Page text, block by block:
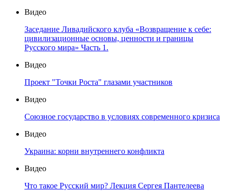
Видео
Заседание Ливадийского клуба «Возвращение к себе:
цивилизационные основы, ценности и границы
Русского мира» Часть 1.
Видео
Проект "Точки Роста" глазами участников
Видео
Союзное государство в условиях современного кризиса
Видео
Украина: корни внутреннего конфликта
Видео
Что такое Русский мир? Лекция Сергея Пантелеева